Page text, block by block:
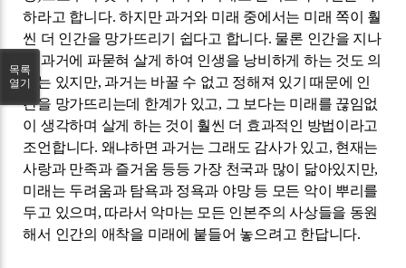
하라고 합니다.하지만 과거와 미래 중에서는 미래 쪽이 훨
씬 더 인간을 망가뜨리기 쉽다고 합니다. 물론 인간을 지나
간 과거에 파묻혀 살게 하여 인생을 낭비하게 하는 것도 의
미는 있지만,과거는 바꿀 수 없고 정해져 있기 때문에 인
간을 망가뜨리는데 한계가 있고, 그 보다는 미래를 끊임없
이 생각하며 살게 하는 것이 훨씬 더 효과적인 방법이라고
조언합니다. 왜냐하면 과거는 그래도 감사가 있고, 현재는
사랑과 만족과 즐거움 등등 가장 천국과 많이 닮아있지만,
미래는 두려움과 탐욕과 정욕과 야망 등 모든 악이 뿌리를
두고 있으며 , 따라서 악마는 모든 인본주의 사상들을 동원
해서 인간의 애착을 미래에 붙들어 놓으려고 한답니다.
목록
열기